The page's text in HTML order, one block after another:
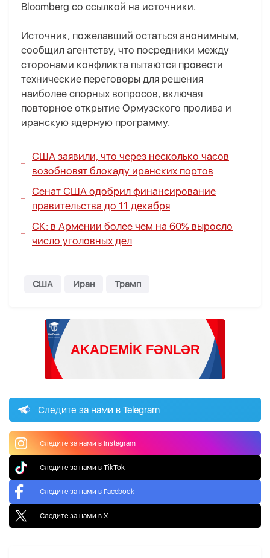
Bloomberg со ссылкой на источники.
Источник, пожелавший остаться анонимным,
сообщил агентству, что посредники между
сторонами конфликта пытаются провести
технические переговоры для решения
наиболее спорных вопросов, включая
повторное открытие Ормузского пролива и
иранскую ядерную программу.
США заявили, что через несколько часов
возобновят блокаду иранских портов
Сенат США одобрил финансирование
правительства до 11 декабря
СК: в Армении более чем на 60% выросло
число уголовных дел
США Иран Трамп
Следите за нами в Telegram
Следите за нами в Instagram
Следите за нами в TikTok
Следите за нами в Facebook
Следите за нами в X